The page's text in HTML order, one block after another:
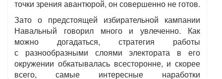
точки зрения авантюрой, он совершенно не готов.
Зато о предстоящей избирательной кампании
Навальный говорил много и увлеченно. Как
можно догадаться, стратегия работы
с разнообразными слоями электората в его
окружении обкатывалась всесторонне, и скорее
всего, самые интересные наработки